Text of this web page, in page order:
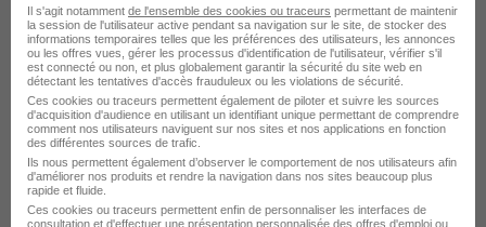
Saint-Denis - 93 CDI Télétravail partiel
Voir l’offre
il y a 5 jours
Il s'agit notamment de l'ensemble des cookies ou traceurs permettant de maintenir
la session de l'utilisateur active pendant sa navigation sur le site, de stocker des
informations temporaires telles que les préférences des utilisateurs, les annonces
ou les offres vues, gérer les processus d'identification de l'utilisateur, vérifier s'il
est connecté ou non, et plus globalement garantir la sécurité du site web en
détectant les tentatives d'accès frauduleux ou les violations de sécurité.
Ces cookies ou traceurs permettent également de piloter et suivre les sources
d'acquisition d'audience en utilisant un identifiant unique permettant de comprendre
comment nos utilisateurs naviguent sur nos sites et nos applications en fonction
des différentes sources de trafic.
Ils nous permettent également d’observer le comportement de nos utilisateurs afin
d'améliorer nos produits et rendre la navigation dans nos sites beaucoup plus
rapide et fluide.
Ces cookies ou traceurs permettent enfin de personnaliser les interfaces de
consultation et d'effectuer une présentation personnalisée des offres d'emploi ou